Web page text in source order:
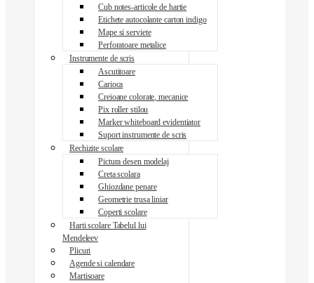
Cub notes-articole de hartie
Etichete autocolante carton indigo
Mape si serviete
Perforatoare metalice
Instrumente de scris
Ascutitoare
Carioca
Creioane colorate, mecanice
Pix roller stilou
Marker whiteboard evidentiator
Suport instrumente de scris
Rechizite scolare
Pictura desen modelaj
Creta scolara
Ghiozdane penare
Geometrie trusa liniar
Coperti scolare
Harti scolare Tabelul lui
Mendeleev
Plicuri
Agende si calendare
Martisoare